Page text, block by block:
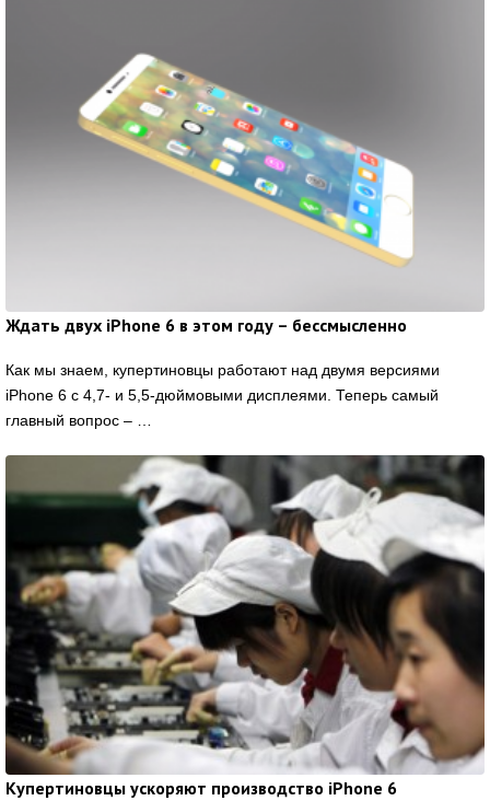
Ждать двух iPhone 6 в этом году – бессмысленно
Как мы знаем, купертиновцы работают над двумя версиями
iPhone 6 с 4,7- и 5,5-дюймовыми дисплеями. Теперь самый
главный вопрос – …
Купертиновцы ускоряют производство iPhone 6